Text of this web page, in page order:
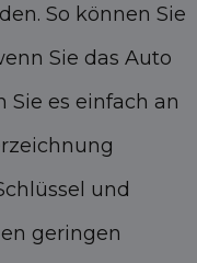
So können Sie
Sie das Auto
es einfach an
und
geringen